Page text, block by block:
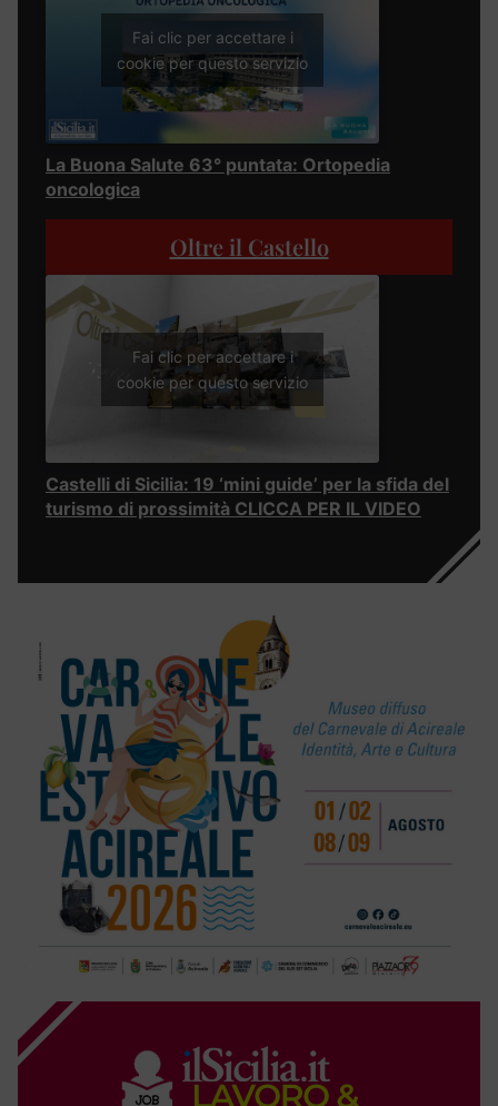
Fai clic per accettare i
cookie per questo servizio
La Buona Salute 63° puntata: Ortopedia
oncologica
Oltre il Castello
Fai clic per accettare i
cookie per questo servizio
Castelli di Sicilia: 19 ‘mini guide’ per la sfida del
turismo di prossimità CLICCA PER IL VIDEO